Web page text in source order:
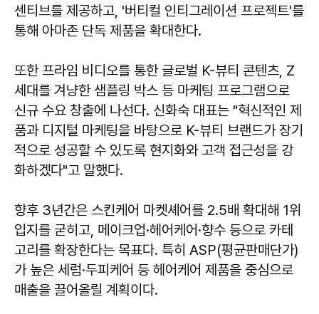
센티브를 제공하고, '버티컬 인티그레이션 프로젝트'를
통해 아마존 단독 제품을 확대한다.
또한 프라임 비디오를 통한 글로벌 K-뷰티 콘텐츠, Z
세대를 겨냥한 샘플링 박스 등 마케팅 프로그램으로
신규 수요 창출에 나선다. 신화숙 대표는 "혁신적인 제
품과 디지털 마케팅을 바탕으로 K-뷰티 브랜드가 장기
적으로 성공할 수 있도록 현지화와 고객 접근성을 강
화하겠다"고 말했다.
향후 3년간은 스킨케어 마켓셰어를 2.5배 확대해 1위
입지를 굳히고, 메이크업·헤어케어·향수 등으로 카테
고리를 확장한다는 목표다. 특히 ASP(평균판매단가)
가 높은 세럼·두피케어 등 헤어케어 제품을 중심으로
매출을 끌어올릴 계획이다.